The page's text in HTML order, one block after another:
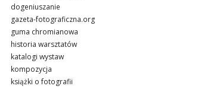
dogeniuszanie
gazeta-fotograficzna.org
guma chromianowa
historia warsztatów
katalogi wystaw
kompozycja
książki o fotografii